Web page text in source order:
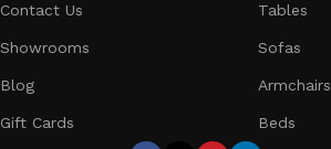
Contact Us
Showrooms
Blog
Gift Cards
Tables
Sofas
Armchairs
Beds